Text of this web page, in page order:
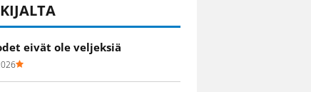
eivät ole veljeksiä